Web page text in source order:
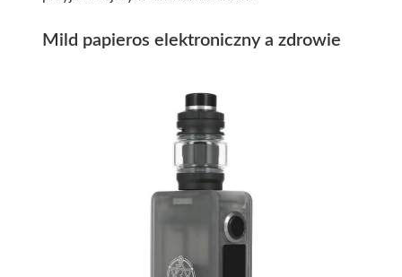
Mild papieros elektroniczny a zdrowie